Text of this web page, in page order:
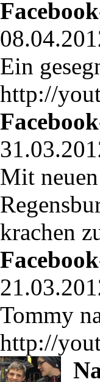
Ein
http://
Mit
krachen
Tommy
http://